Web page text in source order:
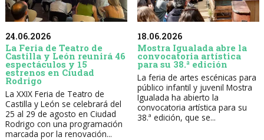
24.06.2026
La Feria de Teatro de
Castilla y León reunirá 46
espectáculos y 15
estrenos en Ciudad
Rodrigo
La XXIX Feria de Teatro de
Castilla y León se celebrará del
25 al 29 de agosto en Ciudad
Rodrigo con una programación
marcada por la renovación...
18.06.2026
Mostra Igualada abre la
convocatoria artística
para su 38.ª edición
La feria de artes escénicas para
público infantil y juvenil Mostra
Igualada ha abierto la
convocatoria artística para su
38.ª edición, que se...